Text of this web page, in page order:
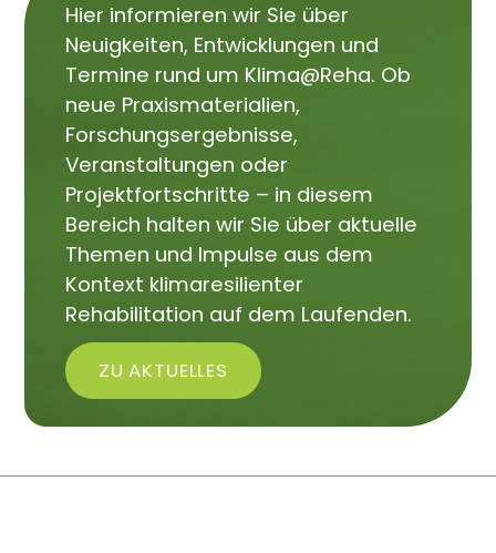
Hier informieren wir Sie über
Neuigkeiten, Entwicklungen und
Termine rund um Klima@Reha. Ob
neue Praxismaterialien,
Forschungsergebnisse,
Veranstaltungen oder
Projektfortschritte – in diesem
Bereich halten wir Sie über aktuelle
Themen und Impulse aus dem
Kontext klimaresilienter
Rehabilitation auf dem Laufenden.
ZU AKTUELLES